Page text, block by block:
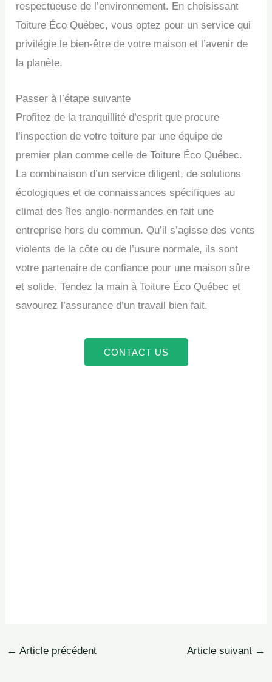
respectueuse de l’environnement. En choisissant
Toiture Éco Québec, vous optez pour un service qui
privilégie le bien-être de votre maison et l’avenir de
la planète.
Passer à l’étape suivante
Profitez de la tranquillité d’esprit que procure
l’inspection de votre toiture par une équipe de
premier plan comme celle de Toiture Éco Québec.
La combinaison d’un service diligent, de solutions
écologiques et de connaissances spécifiques au
climat des îles anglo-normandes en fait une
entreprise hors du commun. Qu’il s’agisse des vents
violents de la côte ou de l’usure normale, ils sont
votre partenaire de confiance pour une maison sûre
et solide. Tendez la main à Toiture Éco Québec et
savourez l’assurance d’un travail bien fait.
CONTACT US
← Article précédent Article suivant →